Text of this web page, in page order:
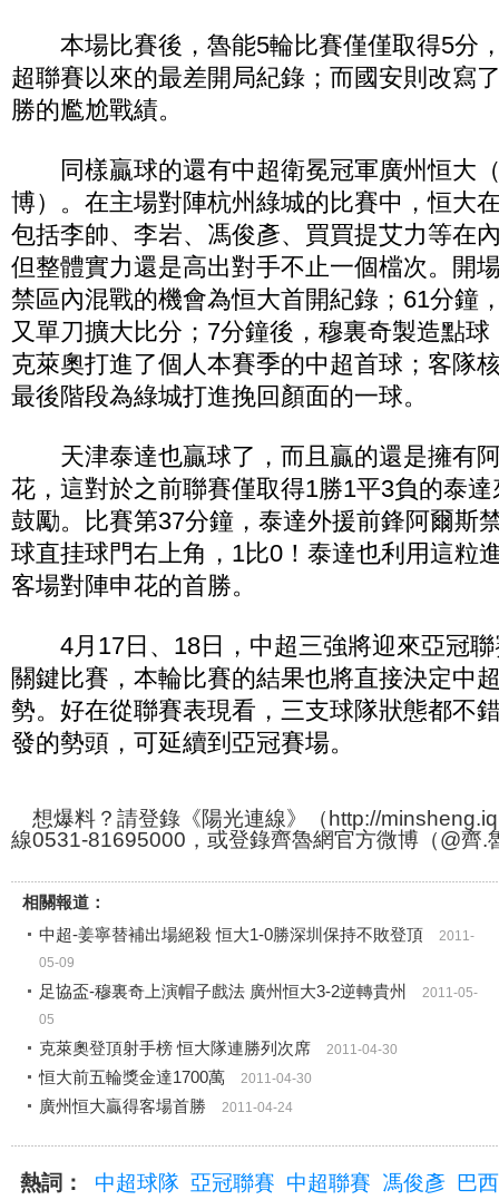
本場比賽後，魯能5輪比賽僅僅取得5分
超聯賽以來的最差開局紀錄；而國安則改寫
勝的尷尬戰績。
同樣贏球的還有中超衛冕冠軍廣州恒大
博）。在主場對陣杭州綠城的比賽中，恒大
包括李帥、李岩、馮俊彥、買買提艾力等在
但整體實力還是高出對手不止一個檔次。開
禁區內混戰的機會為恒大首開紀錄；61分鐘
又單刀擴大比分；7分鐘後，穆裏奇製造點
克萊奧打進了個人本賽季的中超首球；客隊
最後階段為綠城打進挽回顏面的一球。
天津泰達也贏球了，而且贏的還是擁有
花，這對於之前聯賽僅取得1勝1平3負的泰
鼓勵。比賽第37分鐘，泰達外援前鋒阿爾斯
球直挂球門右上角，1比0！泰達也利用這粒
客場對陣申花的首勝。
4月17日、18日，中超三強將迎來亞冠聯
關鍵比賽，本輪比賽的結果也將直接決定中
勢。好在從聯賽表現看，三支球隊狀態都不
發的勢頭，可延續到亞冠賽場。
想爆料？請登錄《陽光連線》（http://
線0531-81695000，或登錄齊魯網官方微博（@齊.
相關報道：
中超-姜寧替補出場絕殺 恒大1-0勝深圳保持不敗登頂
2011-
05-09
足協盃-穆裏奇上演帽子戲法 廣州恒大3-2逆轉貴州
2011-05-
05
克萊奧登頂射手榜 恒大隊連勝列次席
2011-04-30
恒大前五輪獎金達1700萬 2011-04-30
廣州恒大贏得客場首勝 2011-04-24
熱詞： 中超球隊 亞冠聯賽 中超聯賽 馮俊彥
巴